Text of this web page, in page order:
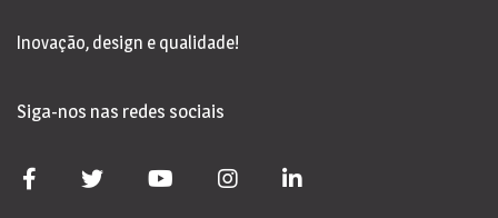
Inovação, design e qualidade!
Siga-nos nas redes sociais